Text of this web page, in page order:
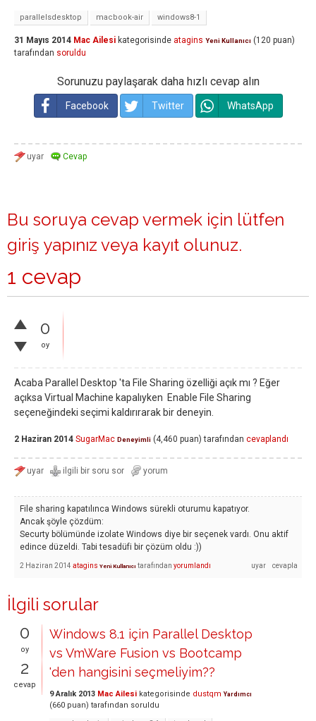
parallelsdesktop macbook-air windows8-1
31 Mayıs 2014 Mac Ailesi kategorisinde atagins Yeni Kullanıcı (120 puan)
tarafından soruldu
Sorunuzu paylaşarak daha hızlı cevap alın
Facebook Twitter WhatsApp
Bu soruya cevap vermek için lütfen
giriş yapınız veya kayıt olunuz.
1 cevap
0
oy
Acaba Parallel Desktop 'ta File Sharing özelliği açık mı ? Eğer
açıksa Virtual Machine kapalıyken Enable File Sharing
seçeneğindeki seçimi kaldırırarak bir deneyin.
2 Haziran 2014 SugarMac Deneyimli (4,460 puan) tarafından cevaplandı
File sharing kapatılınca Windows sürekli oturumu kapatıyor.
Ancak şöyle çözdüm:
Securty bölümünde izolate Windows diye bir seçenek vardı. Onu aktif
edince düzeldi. Tabi tesadüfi bir çözüm oldu :))
2 Haziran 2014 atagins Yeni Kullanıcı tarafından yorumlandı
İlgili sorular
0
oy
2
cevap
Windows 8.1 için Parallel Desktop
vs VmWare Fusion vs Bootcamp
'den hangisini seçmeliyim??
9 Aralık 2013 Mac Ailesi kategorisinde dustqm Yardımcı
(660 puan) tarafından soruldu